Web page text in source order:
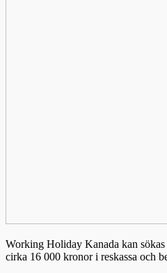
Working Holiday Kanada kan
cirka 16 000 kronor i reskassa och